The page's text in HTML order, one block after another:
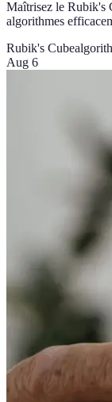
Maîtrisez le Rubik's
algorithmes
Rubik's Cube
Aug 6